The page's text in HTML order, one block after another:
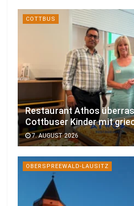
COTTBUS
Restaurant Athos
Cottbuser Kinder mit
7. AUGUST 2026
OBERSPREEWALD-LAUSITZ